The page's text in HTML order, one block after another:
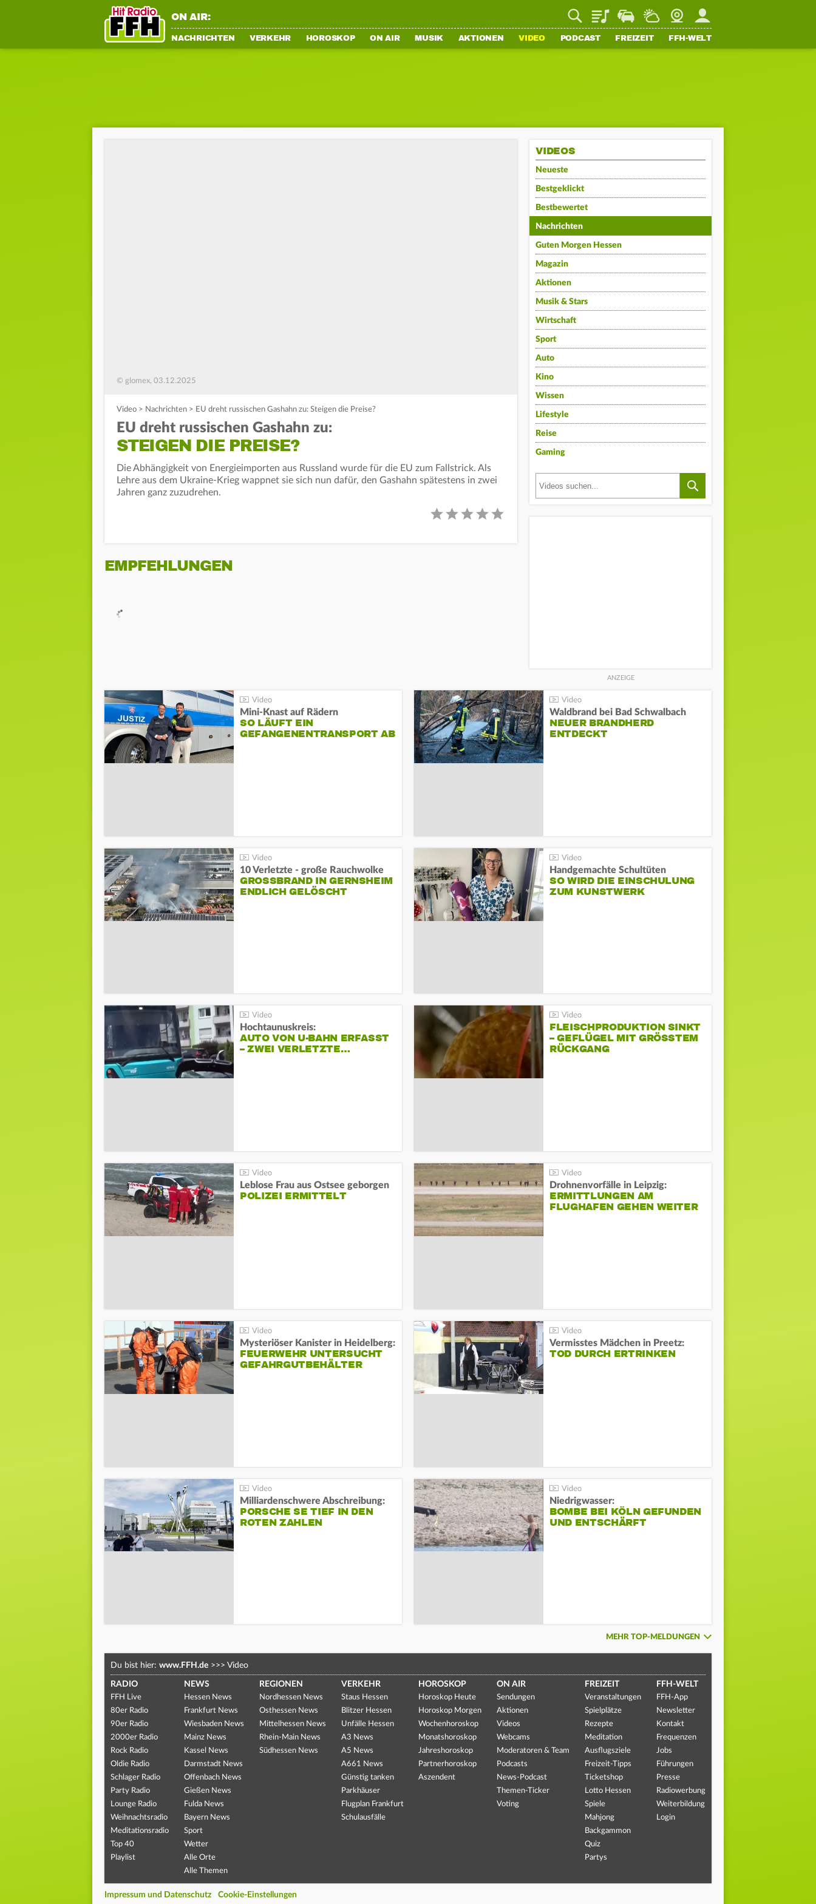
ON AIR: PlaylistStaupilotWetterWebcamMein FFH
NACHRICHTEN VERKEHR HOROSKOP ON AIR MUSIK AKTIONEN VIDEO PODCAST FREIZEIT FFH-WELT
© glomex, 03.12.2025
Video > Nachrichten > EU dreht russischen Gashahn zu: Steigen die Preise?
EU dreht russischen Gashahn zu:
STEIGEN DIE PREISE?
Die Abhängigkeit von Energieimporten aus Russland wurde für die EU zum Fallstrick. Als
Lehre aus dem Ukraine-Krieg wappnet sie sich nun dafür, den Gashahn spätestens in zwei
Jahren ganz zuzudrehen.
EMPFEHLUNGEN
VIDEOS
Neueste
Bestgeklickt
Bestbewertet
Nachrichten
Guten Morgen Hessen
Magazin
Aktionen
Musik & Stars
Wirtschaft
Sport
Auto
Kino
Wissen
Lifestyle
Reise
Gaming
Mini-Knast auf Rädern
SO LÄUFT EIN
GEFANGENENTRANSPORT AB
Waldbrand bei Bad Schwalbach
NEUER BRANDHERD
ENTDECKT
10 Verletzte - große Rauchwolke
GROSSBRAND IN GERNSHEIM E
NDLICH GELÖSCHT
Handgemachte Schultüten
SO WIRD DIE EINSCHULUNG
ZUM KUNSTWERK
Hochtaunuskreis:
AUTO VON U-BAHN ERFASST
– ZWEI VERLETZTE…
FLEISCHPRODUKTION SINKT
– GEFLÜGEL MIT GRÖSSTEM R
ÜCKGANG
Leblose Frau aus Ostsee geborgen
POLIZEI ERMITTELT
Drohnenvorfälle in Leipzig:
ERMITTLUNGEN AM
FLUGHAFEN GEHEN WEITER
Mysteriöser Kanister in Heidelberg:
FEUERWEHR UNTERSUCHT
GEFAHRGUTBEHÄLTER
Vermisstes Mädchen in Preetz:
TOD DURCH ERTRINKEN
Milliardenschwere Abschreibung:
PORSCHE SE TIEF IN DEN
ROTEN ZAHLEN
Niedrigwasser:
BOMBE BEI KÖLN GEFUNDEN
UND ENTSCHÄRFT
MEHR TOP-MELDUNGEN
Du bist hier: www.FFH.de >>> Video
RADIO
FFH Live
80er Radio
90er Radio
2000er Radio
Rock Radio
Oldie Radio
Schlager Radio
Party Radio
Lounge Radio
Weihnachtsradio
Meditationsradio
Top 40
Playlist
NEWS
Hessen News
Frankfurt News
Wiesbaden News
Mainz News
Kassel News
Darmstadt News
Offenbach News
Gießen News
Fulda News
Bayern News
Sport
Wetter
Alle Orte
Alle Themen
REGIONEN
Nordhessen News
Osthessen News
Mittelhessen News
Rhein-Main News
Südhessen News
VERKEHR
Staus Hessen
Blitzer Hessen
Unfälle Hessen
A3 News
A5 News
A661 News
Günstig tanken
Parkhäuser
Flugplan Frankfurt
Schulausfälle
HOROSKOP
Horoskop Heute
Horoskop Morgen
Wochenhoroskop
Monatshoroskop
Jahreshoroskop
Partnerhoroskop
Aszendent
ON AIR
Sendungen
Aktionen
Videos
Webcams
Moderatoren & Team
Podcasts
News-Podcast
Themen-Ticker
Voting
FREIZEIT
Veranstaltungen
Spielplätze
Rezepte
Meditation
Ausflugsziele
Freizeit-Tipps
Ticketshop
Lotto Hessen
Spiele
Mahjong
Backgammon
Quiz
Partys
FFH-WELT
FFH-App
Newsletter
Kontakt
Frequenzen
Jobs
Führungen
Presse
Radiowerbung
Weiterbildung
Login
Impressum und Datenschutz Cookie-Einstellungen